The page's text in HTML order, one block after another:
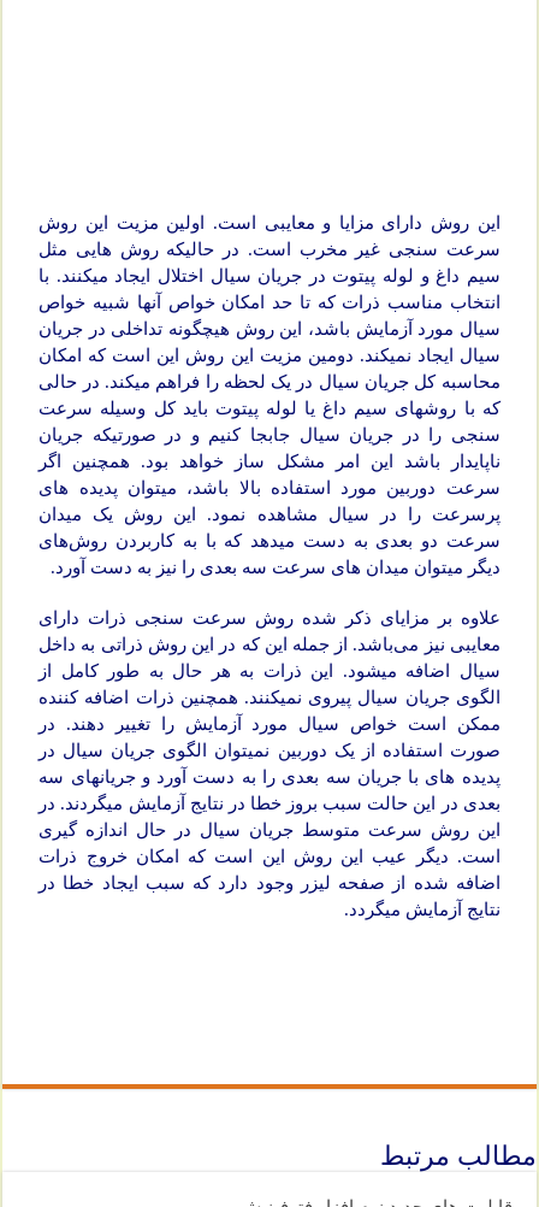
این روش دارای مزایا و معایبی است. اولین مزیت این روش
سرعت سنجی غیر مخرب است. در حالی­که روش هایی مثل
سیم داغ و لوله پیتوت در جریان سیال اختلال ایجاد می­کنند. با
انتخاب مناسب ذرات که تا حد امکان خواص آن­ها شبیه خواص
سیال مورد آزمایش باشد، این روش هیچ­گونه تداخلی در جریان
سیال ایجاد نمی­کند. دومین مزیت این روش این‌ است که امکان
محاسبه کل جریان سیال در یک لحظه را فراهم می­کند. در حالی
که با روش­های سیم داغ یا لوله پیتوت باید کل وسیله سرعت
سنجی را در جریان سیال جابجا کنیم و در صورتی­که جریان
ناپایدار باشد این امر مشکل ساز خواهد بود. همچنین اگر
سرعت دوربین مورد استفاده بالا باشد، می­توان پدیده­ های
پرسرعت را در سیال مشاهده نمود. این روش یک میدان
سرعت دو بعدی به دست می­دهد که با به کاربردن روش‌های
دیگر می­توان میدان­ های سرعت سه بعدی را نیز به دست آورد.
علاوه بر مزایای ذکر شده روش سرعت سنجی ذرات دارای
معایبی نیز می‌باشد. از جمله این که در این روش ذراتی به داخل
سیال اضافه می­شود. این ذرات به هر حال به طور کامل از
الگوی جریان سیال پیروی نمی­کنند. همچنین ذرات اضافه کننده
ممکن است خواص سیال مورد آزمایش را تغییر دهند. در
صورت استفاده از یک دوربین نمی­توان الگوی جریان سیال در
پدیده­ های با جریان سه بعدی را به دست آورد و جریان­های سه
بعدی در این حالت سبب بروز خطا در نتایج آزمایش می­گردند. در
این روش سرعت متوسط جریان سیال در حال اندازه ­گیری
است. دیگر عیب این روش این است که امکان خروج ذرات
اضافه شده از صفحه لیزر وجود دارد که سبب ایجاد خطا در
نتایج آزمایش می­گردد.
مطالب مرتبط